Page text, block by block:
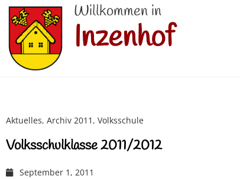
Willkommen in
Inzenhof
Aktuelles, Archiv 2011 , Volksschule
Volksschulklasse 2011/2012
September 1, 2011